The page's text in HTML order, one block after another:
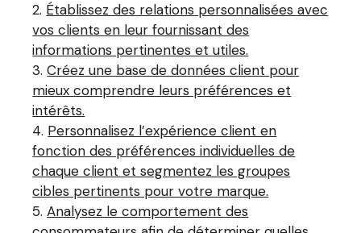
Établissez des relations personnalisées avec
vos clients en leur fournissant des
informations pertinentes et utiles.
Créez une base de données client pour
mieux comprendre leurs préférences et
intérêts.
Personnalisez l’expérience client en
fonction des préférences individuelles de
chaque client et segmentez les groupes
cibles pertinents pour votre marque.
Analysez le comportement des